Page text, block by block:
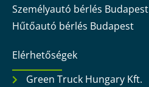
Személyautó bérlés Budapest
Hűtőautó bérlés Budapest
Elérhetőségek
Green Truck Hungary Kft.